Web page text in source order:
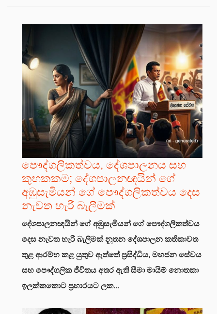
පෞද්ගලිකත්වය, දේශපාලනය සහ
කුහකකම; දේශපාලනඥයින් ගේ
අඹුසැමියන් ගේ පෞද්ගලිකත්වය දෙස
නැවත හැරී බැලීමක්
දේශපාලනඥයින් ගේ අඹුසැමියන් ගේ පෞද්ගලිකත්වය
දෙස නැවත හැරී බැලීමක්නූතන දේශපාලන කතිකාවත
තුළ ආරම්භ කළ යුතුව ඇත්තේ ප්‍රසිද්ධිය, මහජන සේවය
සහ පෞද්ගලික ජීවිතය අතර ඇති සීමා මායිම් නොතකා
ඉලක්කකොට ප්‍රහාරයට ලක...